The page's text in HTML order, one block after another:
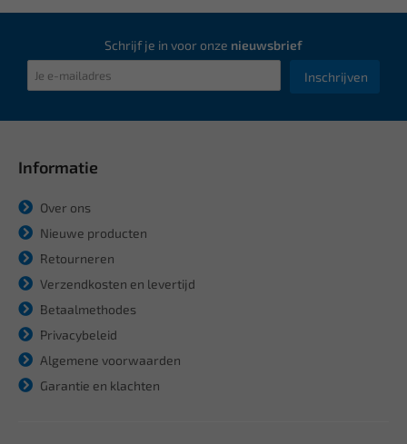
Schrijf je in voor onze nieuwsbrief
Inschrijven
Informatie
Over ons
Nieuwe producten
Retourneren
Verzendkosten en levertijd
Betaalmethodes
Privacybeleid
Algemene voorwaarden
Garantie en klachten